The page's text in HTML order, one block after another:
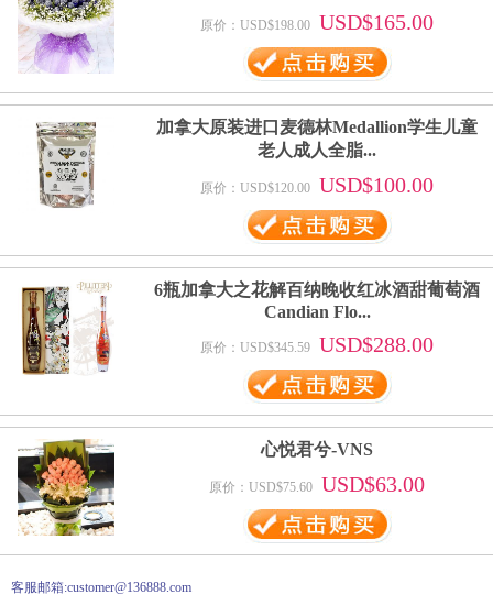
原价：USD$198.00 USD$165.00
加拿大原装进口麦德林Medallion学生儿童
老人成人全脂...
原价：USD$120.00 USD$100.00
6瓶加拿大之花解百纳晚收红冰酒甜葡萄酒
Candian Flo...
原价：USD$345.59 USD$288.00
心悦君兮-VNS
原价：USD$75.60 USD$63.00
客服邮箱:customer@136888.com